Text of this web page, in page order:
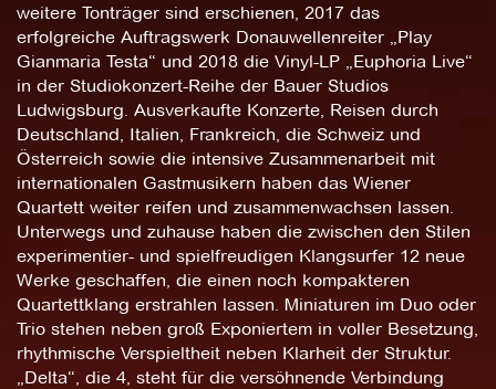
weitere Tonträger sind erschienen, 2017 das
erfolgreiche Auftragswerk Donauwellenreiter „Play
Gianmaria Testa“ und 2018 die Vinyl-LP „Euphoria Live“
in der Studiokonzert-Reihe der Bauer Studios
Ludwigsburg. Ausverkaufte Konzerte, Reisen durch
Deutschland, Italien, Frankreich, die Schweiz und
Österreich sowie die intensive Zusammenarbeit mit
internationalen Gastmusikern haben das Wiener
Quartett weiter reifen und zusammenwachsen lassen.
Unterwegs und zuhause haben die zwischen den Stilen
experimentier- und spielfreudigen Klangsurfer 12 neue
Werke geschaffen, die einen noch kompakteren
Quartettklang erstrahlen lassen. Miniaturen im Duo oder
Trio stehen neben groß Exponiertem in voller Besetzung,
rhythmische Verspieltheit neben Klarheit der Struktur.
„Delta“, die 4, steht für die versöhnende Verbindung